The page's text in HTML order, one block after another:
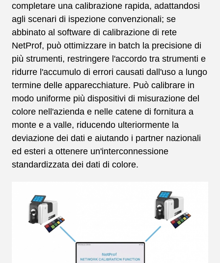
completare una calibrazione rapida, adattandosi
agli scenari di ispezione convenzionali; se
abbinato al software di calibrazione di rete
NetProf, può ottimizzare in batch la precisione di
più strumenti, restringere l'accordo tra strumenti e
ridurre l'accumulo di errori causati dall'uso a lungo
termine delle apparecchiature. Può calibrare in
modo uniforme più dispositivi di misurazione del
colore nell'azienda e nelle catene di fornitura a
monte e a valle, riducendo ulteriormente la
deviazione dei dati e aiutando i partner nazionali
ed esteri a ottenere un'interconnessione
standardizzata dei dati di colore.